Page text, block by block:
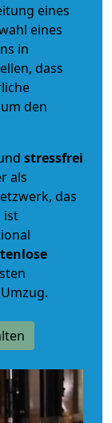
eines
eines
in
dass
den
stressfrei
als
das
ist